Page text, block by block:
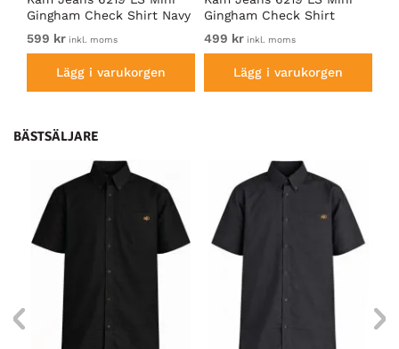
Gingham Check Shirt Navy
599 kr inkl. moms
Lägg i varukorgen
Gingham Check Shirt
Charcoal
499 kr inkl. moms
Lägg i varukorgen
BÄSTSÄLJARE